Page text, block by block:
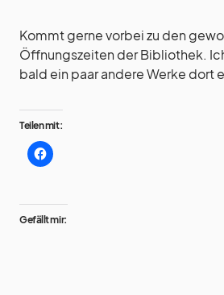
Kommt gerne vorbei zu den
Öffnungszeiten der Bibliothek.
bald ein paar andere Werke dort
Teilen mit:
Gefällt mir: